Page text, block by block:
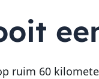
ruim 60